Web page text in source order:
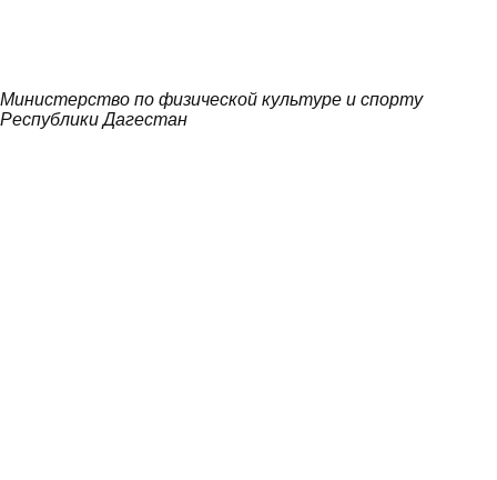
Министерство по физической культуре и спорту
Республики Дагестан